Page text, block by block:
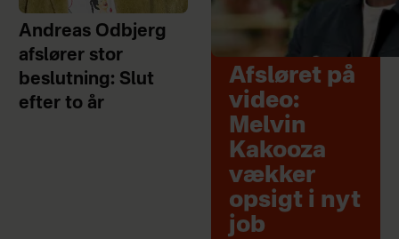
Andreas Odbjerg
afslører stor
beslutning: Slut
efter to år
Afsløret på
video:
Melvin
Kakooza
vækker
opsigt i nyt
job